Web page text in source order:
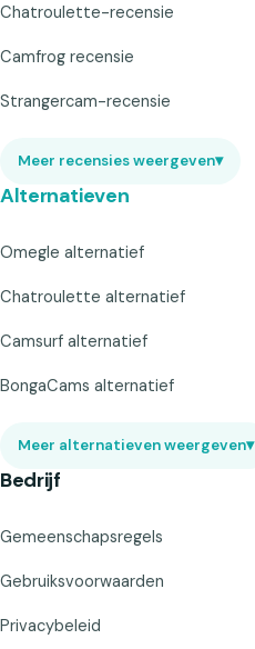
Chatroulette-recensie
Camfrog recensie
Strangercam-recensie
Meer recensies weergeven▾
Alternatieven
Omegle alternatief
Chatroulette alternatief
Camsurf alternatief
BongaCams alternatief
Meer alternatieven weergeven▾
Bedrijf
Gemeenschapsregels
Gebruiksvoorwaarden
Privacybeleid